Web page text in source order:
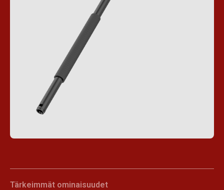
Tärkeimmät ominaisuudet